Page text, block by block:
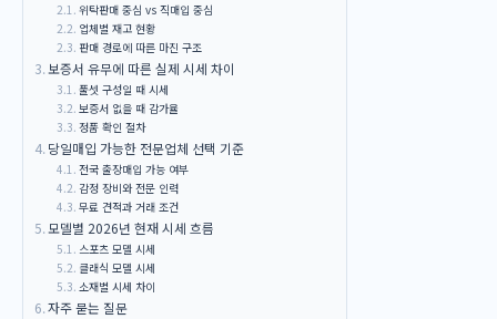
위탁판매 중심 vs 직매입 중심
업체별 재고 현황
판매 경로에 따른 마진 구조
보증서 유무에 따른 실제 시세 차이
풀셋 구성일 때 시세
보증서 없을 때 감가율
정품 확인 절차
당일매입 가능한 전문업체 선택 기준
전국 출장매입 가능 여부
감정 장비와 전문 인력
무료 견적과 거래 조건
모델별 2026년 현재 시세 흐름
스포츠 모델 시세
클래식 모델 시세
소재별 시세 차이
자주 묻는 질문